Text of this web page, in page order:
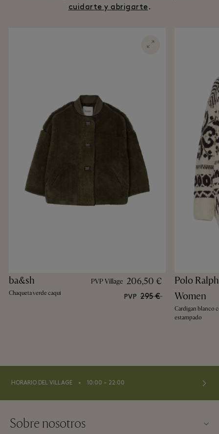
cuidarte y abrigarte.
ba&sh
Chaqueta verde caqui
PVP Village 206,50 €
PVP 295 €
Polo
Women
Cardigan blanco
estampado
HORARIO DEL VILLAGE ⬩ 10:00 – 22:00
Sobre nosotros